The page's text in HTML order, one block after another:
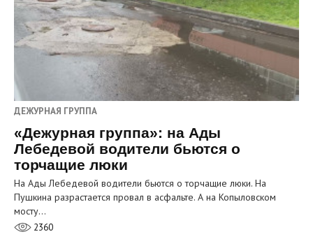
ДЕЖУРНАЯ ГРУППА
«Дежурная группа»: на Ады
Лебедевой водители бьются о
торчащие люки
На Ады Лебедевой водители бьются о торчащие люки. На
Пушкина разрастается провал в асфальте. А на Копыловском
мосту…
2360